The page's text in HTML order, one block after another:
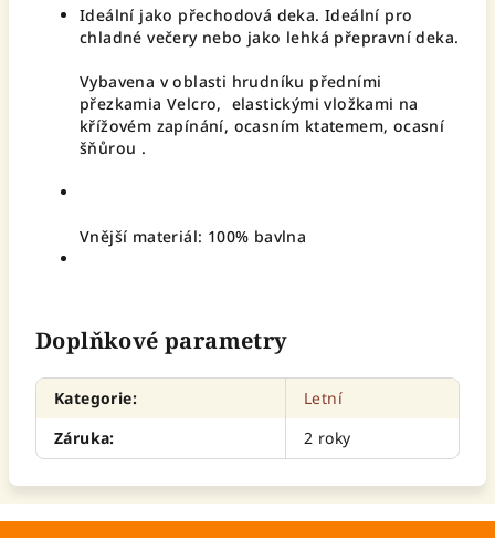
Ideální jako přechodová deka. Ideální pro
chladné večery nebo jako lehká přepravní deka.
Vybavena v oblasti hrudníku předními
přezkamia Velcro, elastickými vložkami na
křížovém zapínání, ocasním ktatemem, ocasní
šňůrou .
Vnější materiál: 100% bavlna
Doplňkové parametry
Kategorie:
Letní
Záruka: 2 roky